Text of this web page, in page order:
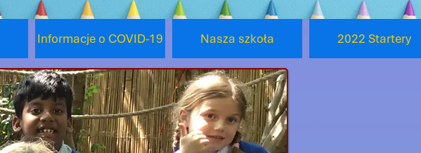
Informacje o COVID-19 Nasza szkoła 2022 Startery